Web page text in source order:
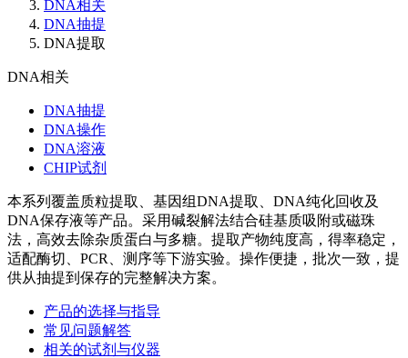
DNA相关
DNA抽提
DNA提取
DNA相关
DNA抽提
DNA操作
DNA溶液
CHIP试剂
本系列覆盖质粒提取、基因组DNA提取、DNA纯化回收及
DNA保存液等产品。采用碱裂解法结合硅基质吸附或磁珠
法，高效去除杂质蛋白与多糖。提取产物纯度高，得率稳定，
适配酶切、PCR、测序等下游实验。操作便捷，批次一致，提
供从抽提到保存的完整解决方案。
产品的选择与指导
常见问题解答
相关的试剂与仪器